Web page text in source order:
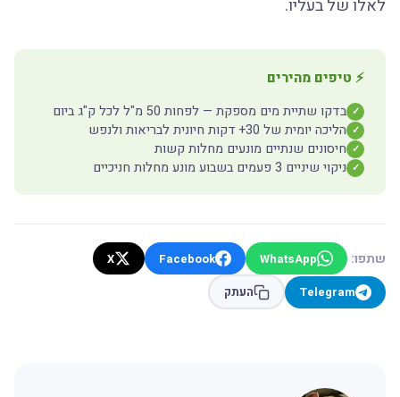
לאלו של בעליו.
⚡ טיפים מהירים
✓ בדקו שתיית מים מספקת — לפחות 50 מ"ל לכל ק"ג ביום
✓ הליכה יומית של 30+ דקות חיונית לבריאות ולנפש
✓ חיסונים שנתיים מונעים מחלות קשות
✓ ניקוי שיניים 3 פעמים בשבוע מונע מחלות חניכיים
שתפו: WhatsApp
Facebook
X
Telegram
העתק